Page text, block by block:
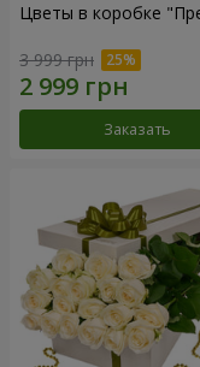
Цветы в коробке
3 999 грн
Заказать